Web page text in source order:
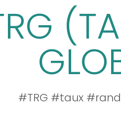
#TRG #taux